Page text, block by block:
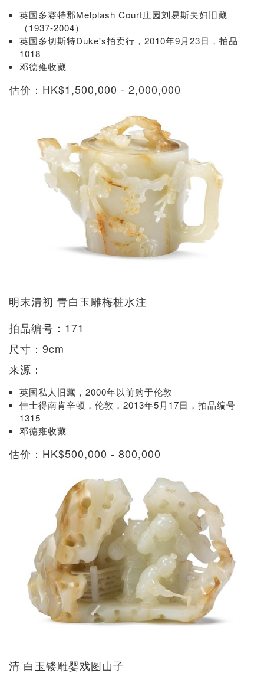
英国多赛特郡Melplash Court庄园刘易斯夫妇旧藏
（1937-2004）
英国多切斯特Duke's拍卖行，2010年9月23日，拍品
1018
邓德雍收藏
估价：HK$1,500,000 - 2,000,000
明末清初 青白玉雕梅桩水注
拍品编号：171
尺寸：9cm
来源：
英国私人旧藏，2000年以前购于伦敦
佳士得南肯辛顿，伦敦，2013年5月17日，拍品编号
1315
邓德雍收藏
估价：HK$500,000 - 800,000
清 白玉镂雕婴戏图山子